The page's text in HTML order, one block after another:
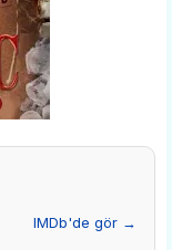
IMDb'de gör →